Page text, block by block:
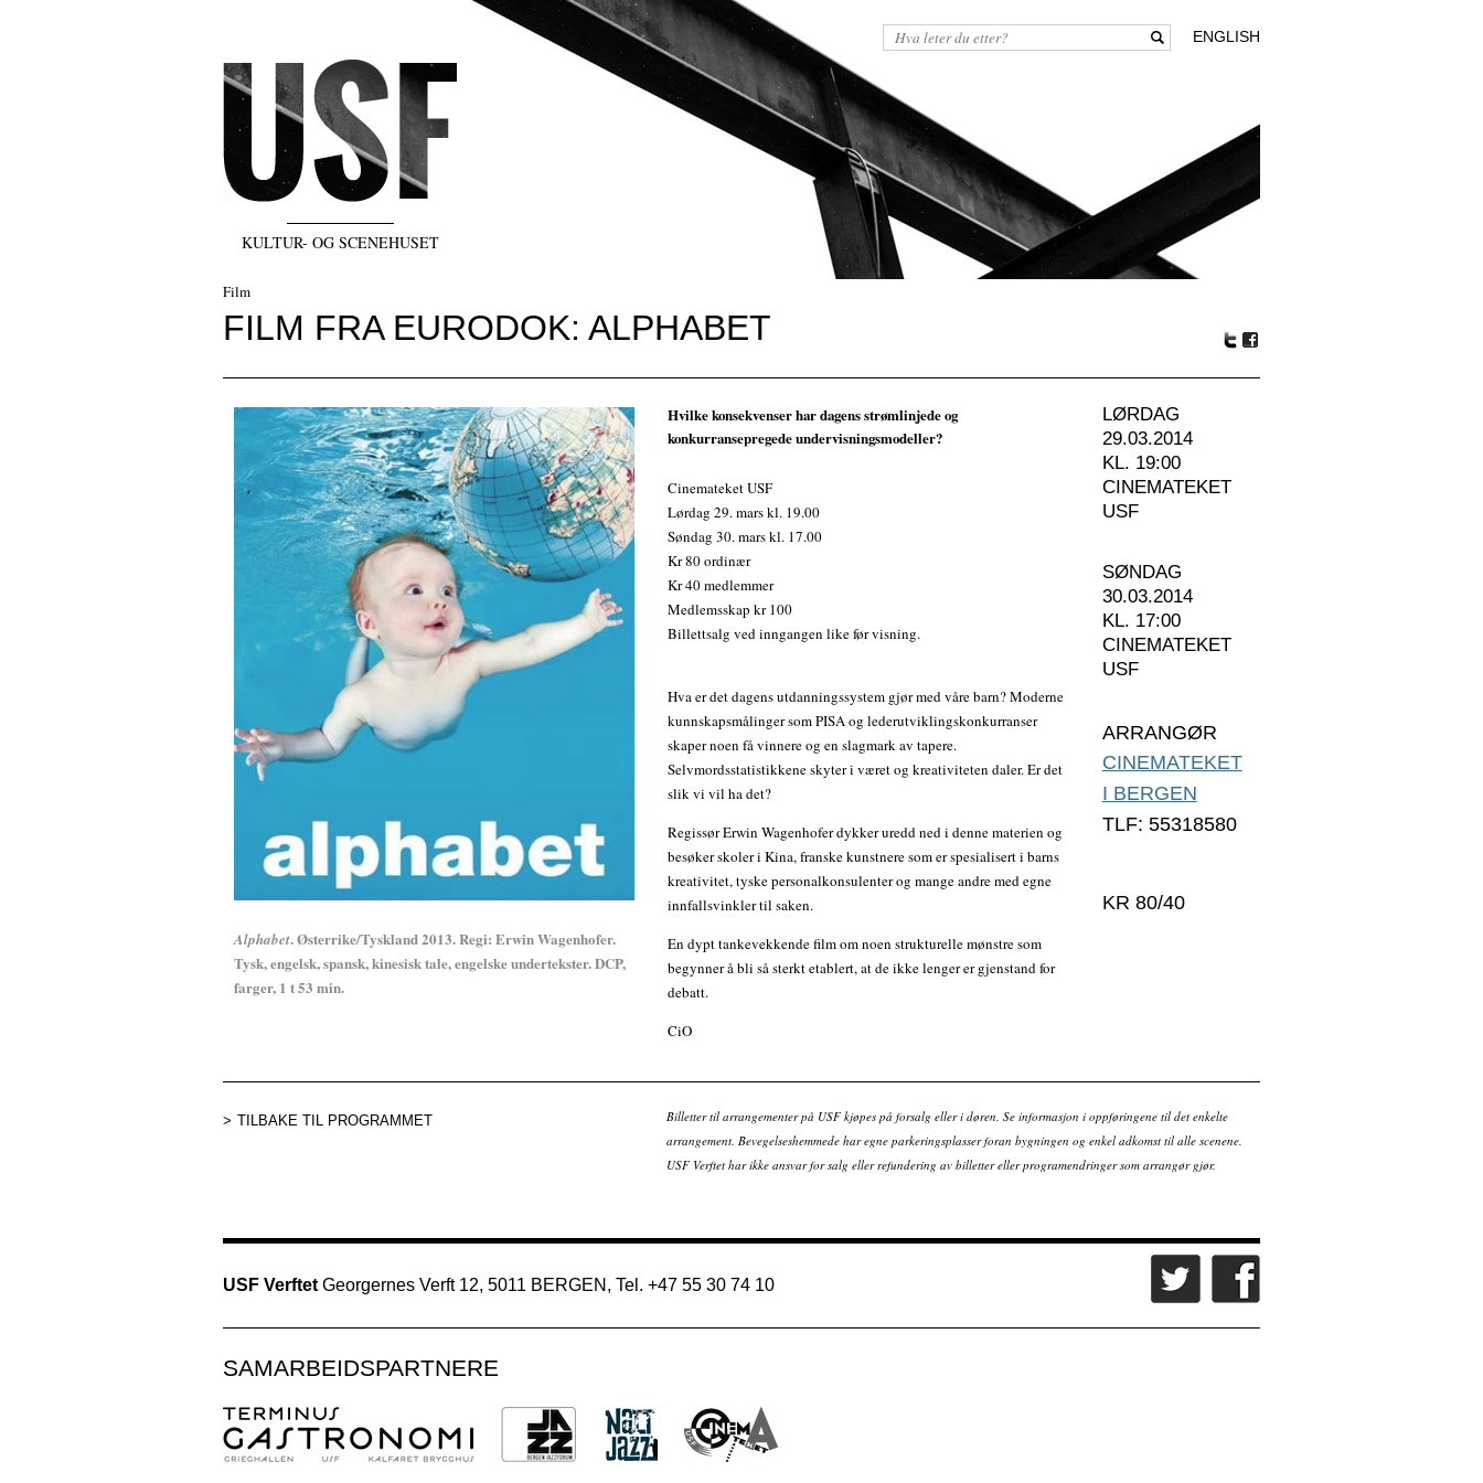
KULTUR- OG SCENEHUSET
ENGLISH
Film
FILM FRA EURODOK: ALPHABET
Alphabet. Østerrike/Tyskland 2013. Regi: Erwin Wagenhofer.
Tysk, engelsk, spansk, kinesisk tale, engelske undertekster. DCP,
farger, 1 t 53 min.
Hvilke konsekvenser har dagens strømlinjede og
konkurransepregede undervisningsmodeller?
Cinemateket USF
Lørdag 29. mars kl. 19.00
Søndag 30. mars kl. 17.00
Kr 80 ordinær
Kr 40 medlemmer
Medlemsskap kr 100
Billettsalg ved inngangen like før visning.
Hva er det dagens utdanningssystem gjør med våre barn? Moderne
kunnskapsmålinger som PISA og lederutviklingskonkurranser
skaper noen få vinnere og en slagmark av tapere.
Selvmordsstatistikkene skyter i været og kreativiteten daler. Er det
slik vi vil ha det?
Regissør Erwin Wagenhofer dykker uredd ned i denne materien og
besøker skoler i Kina, franske kunstnere som er spesialisert i barns
kreativitet, tyske personalkonsulenter og mange andre med egne
innfallsvinkler til saken.
En dypt tankevekkende film om noen strukturelle mønstre som
begynner å bli så sterkt etablert, at de ikke lenger er gjenstand for
debatt.
CiO
LØRDAG
29.03.2014
KL. 19:00
CINEMATEKET
USF
SØNDAG
30.03.2014
KL. 17:00
CINEMATEKET
USF
ARRANGØR
CINEMATEKET
I BERGEN
TLF: 55318580
KR 80/40
TILBAKE TIL PROGRAMMET
Billetter til arrangementer på USF kjøpes på forsalg eller i døren. Se informasjon i oppføringene til det enkelte
arrangement. Bevegelseshemmede har egne parkeringsplasser foran bygningen og enkel adkomst til alle scenene.
USF Verftet har ikke ansvar for salg eller refundering av billetter eller programendringer som arrangør gjør.
USF Verftet Georgernes Verft 12, 5011 BERGEN, Tel. +47 55 30 74 10
SAMARBEIDSPARTNERE